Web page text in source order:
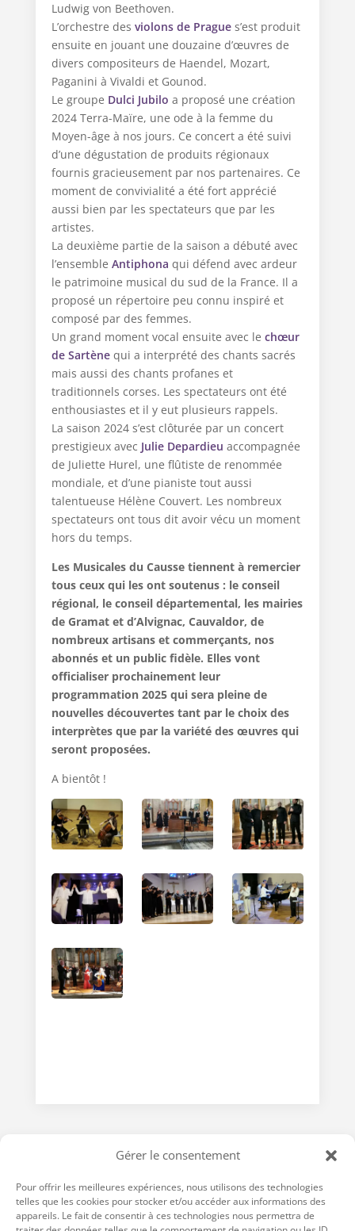
Gérer le consentement
Pour offrir les meilleures expériences, nous utilisons des technologies
telles que les cookies pour stocker et/ou accéder aux informations des
appareils. Le fait de consentir à ces technologies nous permettra de
Ludwig von Beethoven.
L’orchestre des violons de Pragues’est produit
ensuite en jouant une douzaine d’œuvres de
divers compositeurs de Haendel, Mozart,
Paganini à Vivaldi et Gounod.
Le groupe Dulci Jubilo a proposé une création
2024 Terra-Maïre, une ode à la femme du
Moyen-âge à nos jours. Ce concert a été suivi
d’une dégustation de produits régionaux
fournis gracieusement par nos partenaires. Ce
moment de convivialité a été fort apprécié
aussi bien par les spectateurs que par les
artistes.
La deuxième partie de la saison a débuté avec
l’ensemble Antiphona qui défend avec ardeur
le patrimoine musical du sud de la France. Il a
proposé un répertoire peu connu inspiré et
composé par des femmes.
Un grand moment vocal ensuite avec le chœur
de Sartènequi a interprété des chants sacrés
mais aussi des chants profanes et
traditionnels corses. Les spectateurs ont été
enthousiastes et il y eut plusieurs rappels.
La saison 2024 s’est clôturée par un concert
prestigieux avec Julie Depardieu accompagnée
de Juliette Hurel, une flûtiste de renommée
mondiale, et d’une pianiste tout aussi
talentueuse Hélène Couvert. Les nombreux
spectateurs ont tous dit avoir vécu un moment
hors du temps.
Les Musicales du Causse tiennent à remercier
tous ceux qui les ont soutenus : le conseil
régional, le conseil départemental, les mairies
de Gramat et d’Alvignac, Cauvaldor, de
nombreux artisans et commerçants, nos
abonnés et un public fidèle. Elles vont
officialiser prochainement leur
programmation 2025 qui sera pleine de
nouvelles découvertes tant par le choix des
interprètes que par la variété des œuvres qui
seront proposées.
A bientôt !